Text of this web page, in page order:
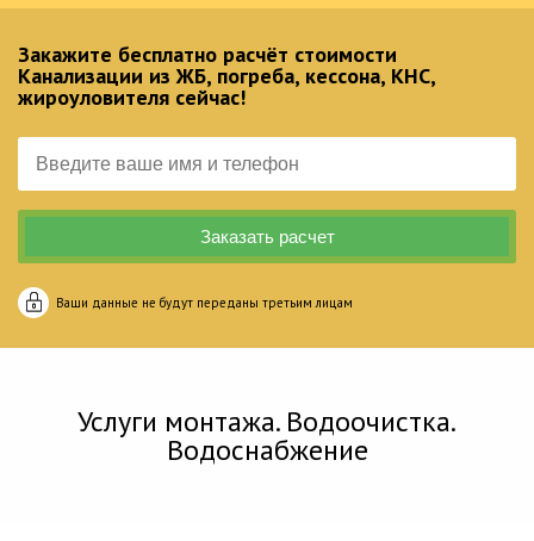
Закажите бесплатно расчёт стоимости
Канализации из ЖБ, погреба, кессона, КНС,
жироуловителя сейчас!
Ваши данные не будут переданы третьим лицам
Услуги монтажа. Водоочистка.
Водоснабжение